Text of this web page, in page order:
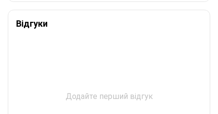
Відгуки
Додайте перший відгук